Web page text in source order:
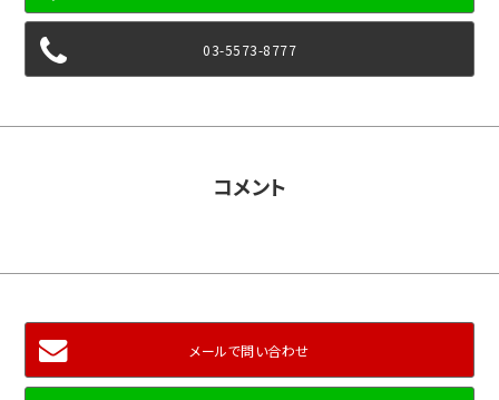
03-5573-8777
コメント
メールで問い合わせ